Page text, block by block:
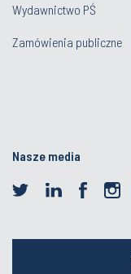
Wydawnictwo PŚ
Zamówienia publiczne
Nasze media